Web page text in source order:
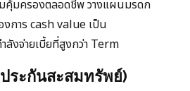
คุ้มครองตลอดชีพ วางแผนมรดก
งการ cash value เป็น
งจ่ายเบี้ยที่สูงกว่า Term
ระกันสะสมทรัพย์)